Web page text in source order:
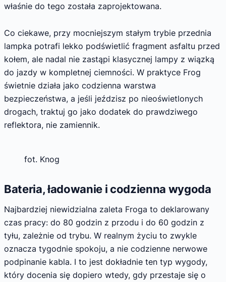
właśnie do tego została zaprojektowana.
Co ciekawe, przy mocniejszym stałym trybie przednia
lampka potrafi lekko podświetlić fragment asfaltu przed
kołem, ale nadal nie zastąpi klasycznej lampy z wiązką
do jazdy w kompletnej ciemności. W praktyce Frog
świetnie działa jako codzienna warstwa
bezpieczeństwa, a jeśli jeździsz po nieoświetlonych
drogach, traktuj go jako dodatek do prawdziwego
reflektora, nie zamiennik.
fot. Knog
Bateria, ładowanie i codzienna wygoda
Najbardziej niewidzialna zaleta Froga to deklarowany
czas pracy: do 80 godzin z przodu i do 60 godzin z
tyłu, zależnie od trybu. W realnym życiu to zwykle
oznacza tygodnie spokoju, a nie codzienne nerwowe
podpinanie kabla. I to jest dokładnie ten typ wygody,
który docenia się dopiero wtedy, gdy przestaje się o